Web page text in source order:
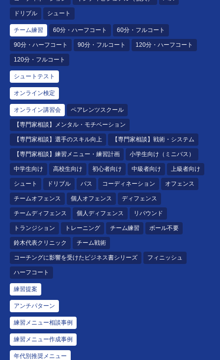
ドリブル シュート
チーム練習 60分・ハーフコート 60分・フルコート
90分・ハーフコート 90分・フルコート 120分・ハーフコート
120分・フルコート
シュートテスト
オンライン検定
オンライン講習会 ペアレンツスクール
【専門家相談】メンタル・モチベーション
【専門家相談】選手のスキル向上 【専門家相談】戦術・システム
【専門家相談】練習メニュー・練習計画 小学生向け（ミニバス）
中学生向け 高校生向け 初心者向け 中級者向け 上級者向け
シュート ドリブル パス コーディネーション オフェンス
チームオフェンス 個人オフェンス ディフェンス
チームディフェンス 個人ディフェンス リバウンド
トランジション トレーニング チーム練習 ボール不要
鈴木代表クリニック チーム戦術
コーチングに影響を受けたビジネス書シリーズ フィニッシュ
ハーフコート
練習提案
アンチパターン
練習メニュー相談事例
練習メニュー作成事例
年代別推奨メニュー